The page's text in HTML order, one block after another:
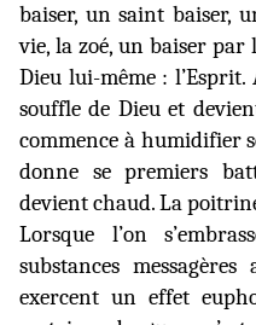
baiser, un saint baiser,
vie, la zoé, un baiser
Dieu lui-même :
souffle de Dieu et
commence à humidifier
donne se premiers
devient chaud. La
Lorsque l’on
substances
exercent un effet